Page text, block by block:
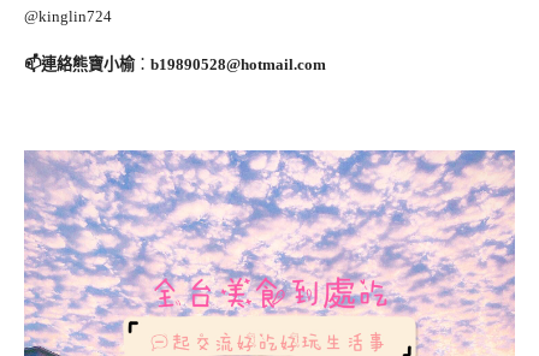
@kinglin724
📫連絡熊寶小榆： b19890528@hotmail.com